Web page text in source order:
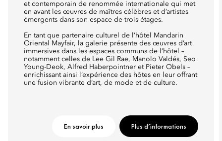
et contemporain de renommée internationale qui met
en avant les œuvres de maîtres célèbres et d’artistes
émergents dans son espace de trois étages.
En tant que partenaire culturel de l’hôtel Mandarin
Oriental Mayfair, la galerie présente des œuvres d’art
immersives dans les espaces communs de l’hôtel –
notamment celles de Lee Gil Rae, Manolo Valdés, Seo
Young-Deok, Alfred Haberpointner et Pieter Obels –
enrichissant ainsi l’expérience des hôtes en leur offrant
une fusion vibrante d’art, de mode et de culture.
En savoir plus Plus d’informations